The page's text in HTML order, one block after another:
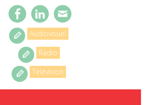
Audiovisuel
Radio
Télévision